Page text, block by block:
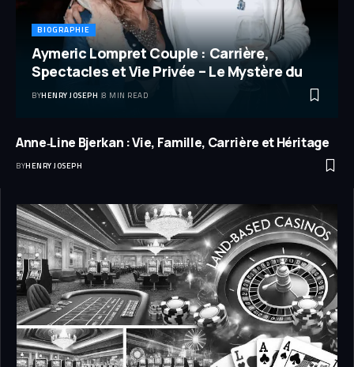
BIOGRAPHIE
Aymeric Lompret Couple : Carrière,
Spectacles et Vie Privée – Le Mystère du
BYHENRY JOSEPH 8 MIN READ
Anne‑Line Bjerkan : Vie, Famille, Carrière et Héritage
BYHENRY JOSEPH